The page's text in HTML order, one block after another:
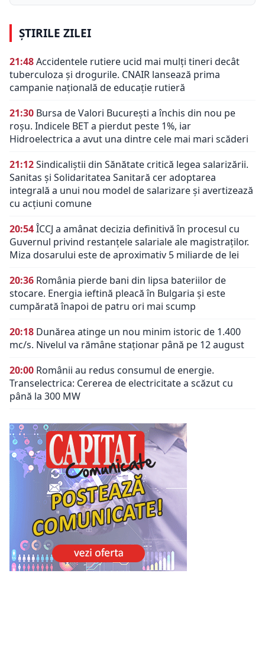
ȘTIRILE ZILEI
21:48Accidentele rutiere ucid mai mulți tineri decât
tuberculoza și drogurile. CNAIR lansează prima
campanie națională de educație rutieră
21:30 Bursa de Valori București a închis din nou pe
roșu. Indicele BET a pierdut peste 1%, iar
Hidroelectrica a avut una dintre cele mai mari scăderi
21:12Sindicaliștii din Sănătate critică legea salarizării.
Sanitas și Solidaritatea Sanitară cer adoptarea
integrală a unui nou model de salarizare și avertizează
cu acțiuni comune
20:54ÎCCJ a amânat decizia definitivă în procesul cu
Guvernul privind restanțele salariale ale magistraților.
Miza dosarului este de aproximativ 5 miliarde de lei
20:36 România pierde bani din lipsa bateriilor de
stocare. Energia ieftină pleacă în Bulgaria și este
cumpărată înapoi de patru ori mai scump
20:18 Dunărea atinge un nou minim istoric de 1.400
mc/s. Nivelul va rămâne staționar până pe 12 august
20:00 Românii au redus consumul de energie.
Transelectrica: Cererea de electricitate a scăzut cu
până la 300 MW